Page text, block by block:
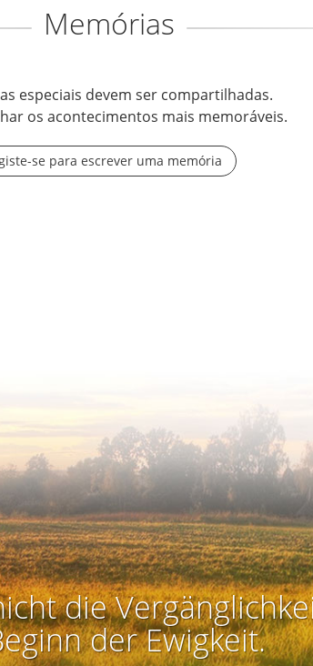
Memórias
especiais devem ser compartilhadas.
os acontecimentos mais memoráveis.
se para escrever uma memória
die
der Ewigkeit.